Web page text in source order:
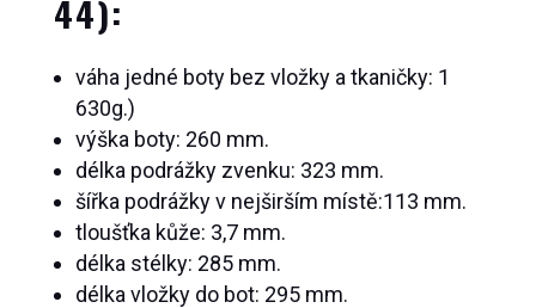
44):
váha jedné boty bez vložky a tkaničky: 1
630g.)
výška boty: 260 mm.
délka podrážky zvenku: 323 mm.
šířka podrážky v nejširším místě:113 mm.
tloušťka kůže: 3,7 mm.
délka stélky: 285 mm.
délka vložky do bot: 295 mm.